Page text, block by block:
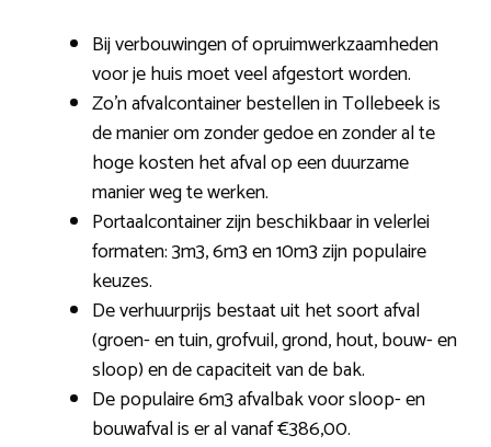
Bij verbouwingen of opruimwerkzaamheden
voor je huis moet veel afgestort worden.
Zo’n afvalcontainer bestellen in Tollebeek is
de manier om zonder gedoe en zonder al te
hoge kosten het afval op een duurzame
manier weg te werken.
Portaalcontainer zijn beschikbaar in velerlei
formaten: 3m3, 6m3 en 10m3 zijn populaire
keuzes.
De verhuurprijs bestaat uit het soort afval
(groen- en tuin, grofvuil, grond, hout, bouw- en
sloop) en de capaciteit van de bak.
De populaire 6m3 afvalbak voor sloop- en
bouwafval is er al vanaf €386,00.